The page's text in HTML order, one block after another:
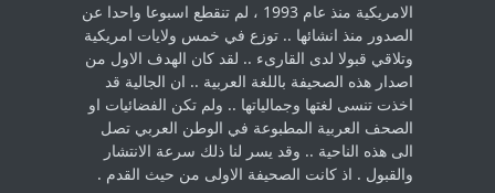
الامريكية منذ عام 1993 ، لم ‏تنقطع اسبوعا واحدا عن
الصدور منذ انشائها .. توزع في خمس ولايات امريكية
‏وتلاقي قبولا لدى القارىء ..‏ لقد كان الهدف الاول من
اصدار هذه الصحيفة باللغة العربية .. ان الجالية قد
اخذت ‏تنسى لغتها وجمالياتها .. ولم تكن الفضائيات او
الصحف العربية المطبوعة في الوطن ‏العربي تصل
الى هذه الناحية .. وقد يسر لنا ذلك سرعة الانتشار
والقبول . اذ كانت ‏الصحيفة الاولى من حيث القدم . ‏